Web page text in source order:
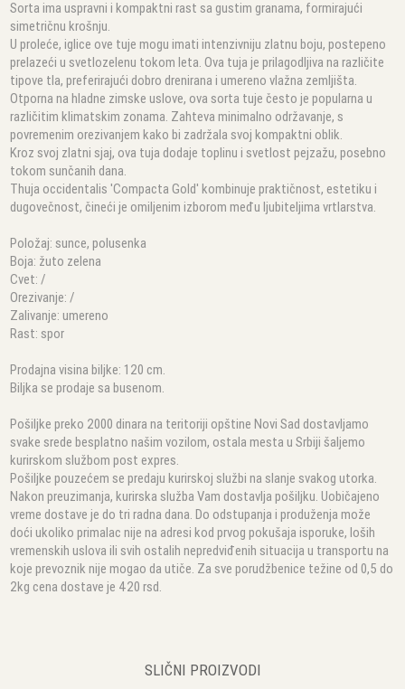
Sorta ima uspravni i kompaktni rast sa gustim granama, formirajući
simetričnu krošnju.
U proleće, iglice ove tuje mogu imati intenzivniju zlatnu boju, postepeno
prelazeći u svetlozelenu tokom leta. Ova tuja je prilagodljiva na različite
tipove tla, preferirajući dobro drenirana i umereno vlažna zemljišta.
Otporna na hladne zimske uslove, ova sorta tuje često je popularna u
različitim klimatskim zonama. Zahteva minimalno održavanje, s
povremenim orezivanjem kako bi zadržala svoj kompaktni oblik.
Kroz svoj zlatni sjaj, ova tuja dodaje toplinu i svetlost pejzažu, posebno
tokom sunčanih dana.
Thuja occidentalis 'Compacta Gold' kombinuje praktičnost, estetiku i
dugovečnost, čineći je omiljenim izborom među ljubiteljima vrtlarstva.
Položaj: sunce, polusenka
Boja: žuto zelena
Cvet: /
Orezivanje: /
Zalivanje: umereno
Rast: spor
Prodajna visina biljke: 120 cm.
Biljka se prodaje sa busenom.
Pošiljke preko 2000 dinara na teritoriji opštine Novi Sad dostavljamo
svake srede besplatno našim vozilom, ostala mesta u Srbiji šaljemo
kurirskom službom post expres.
Pošiljke pouzećem se predaju kurirskoj službi na slanje svakog utorka.
Nakon preuzimanja, kurirska služba Vam dostavlja pošiljku. Uobičajeno
vreme dostave je do tri radna dana. Do odstupanja i produženja može
doći ukoliko primalac nije na adresi kod prvog pokušaja isporuke, loših
vremenskih uslova ili svih ostalih nepredviđenih situacija u transportu na
koje prevoznik nije mogao da utiče. Za sve porudžbenice težine od 0,5 do
2kg cena dostave je 420 rsd.
SLIČNI PROIZVODI